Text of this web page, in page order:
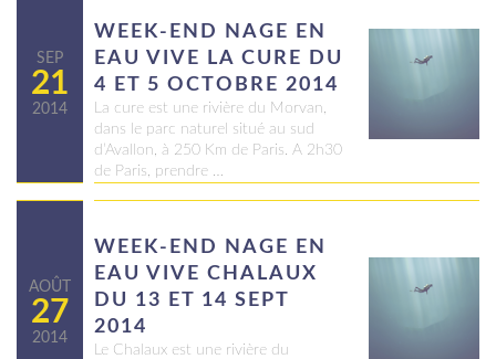
SEP
21
2014
WEEK-END NAGE EN
EAU VIVE LA CURE DU
4 ET 5 OCTOBRE 2014
La cure est une rivière du Morvan,
dans le parc naturel situé au sud
d’Avallon, à 250 Km de Paris. A 2h30
de Paris, prendre …
AOÛT
27
2014
WEEK-END NAGE EN
EAU VIVE CHALAUX
DU 13 ET 14 SEPT
2014
Le Chalaux est une rivière du